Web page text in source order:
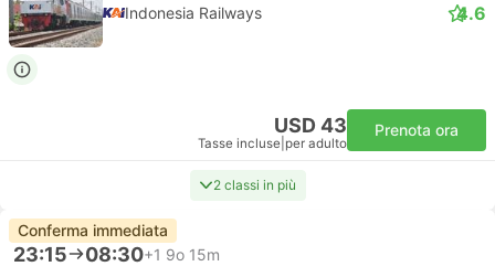
Indonesia Railways 4.6
USD 43
Tasse incluse per adulto
Prenota ora
2 classi in più
Conferma immediata
23:15 08:30+1 9o 15m